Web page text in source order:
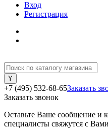
Вход
Регистрация
+7 (495) 532-68-65Заказать
Заказать звонок
Оставьте Ваше сообщение и
специалисты свяжутся с